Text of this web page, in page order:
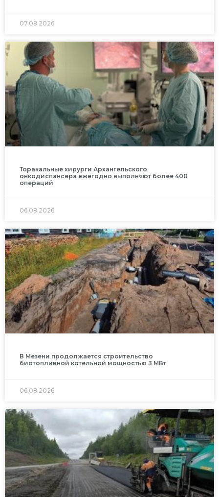
07.08.2026
Торакальные хирурги Архангельского
онкодиспансера ежегодно выполняют более 400
операций
06.08.2026
В Мезени продолжается строительство
биотопливной котельной мощностью 3 МВт
06.08.2026